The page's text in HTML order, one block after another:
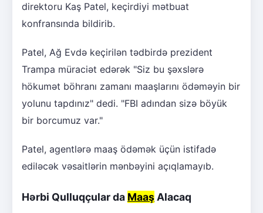
direktoru Kaş Patel, keçirdiyi mətbuat
konfransında bildirib.
Patel, Ağ Evdə keçirilən tədbirdə prezident
Trampa müraciət edərək "Siz bu şəxslərə
hökumət böhranı zamanı maaşlarını ödəməyin bir
yolunu tapdınız" dedi. "FBI adından sizə böyük
bir borcumuz var."
Patel, agentlərə maaş ödəmək üçün istifadə
ediləcək vəsaitlərin mənbəyini açıqlamayıb.
Hərbi Qulluqçular da MaaşAlacaq